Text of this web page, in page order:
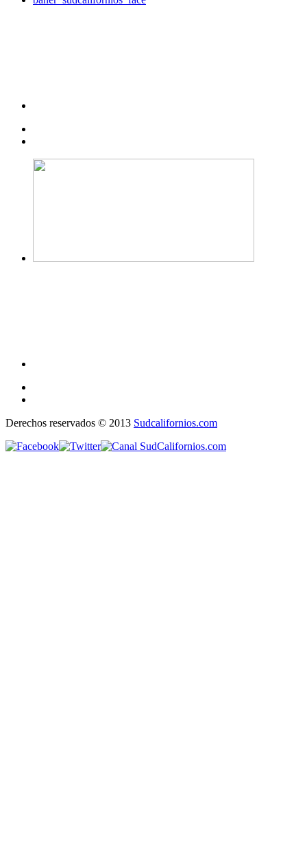
Derechos reservados © 2013 Sudcalifornios.com